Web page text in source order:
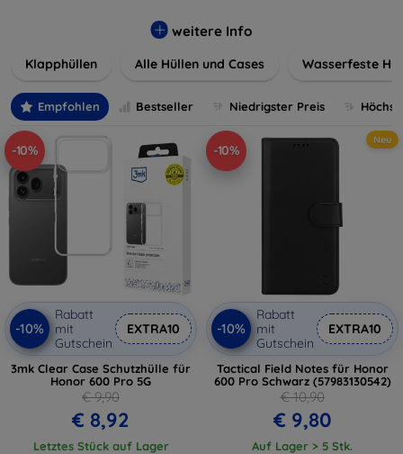
Farben, um Ihren persönlichen Stil perfekt zu
weitere Info
Klapphüllen Alle Hüllen und Cases Wasserfeste
Empfohlen Bestseller Niedrigster Preis
-10%
-10%
Rabatt
mit
Gutschein
EXTRA10
3mk Clear Case Schutzhülle für
Honor 600 Pro 5G
€ 9,90
€ 8,92
Letztes Stück auf Lager
-10%
Neu
-10%
Rabatt
mit
Gutschein
EXTRA10
Tactical Field Notes für Honor
600 Pro Schwarz (57983130542)
€ 10,90
€ 9,80
Auf Lager > 5 Stk.